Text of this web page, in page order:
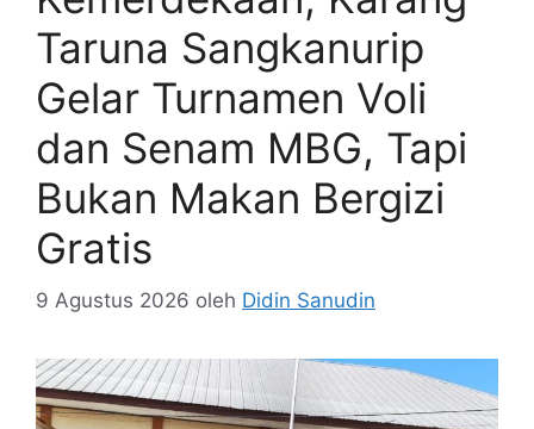
Taruna Sangkanurip
Gelar Turnamen Voli
dan Senam MBG, Tapi
Bukan Makan Bergizi
Gratis
9 Agustus 2026 oleh Didin Sanudin